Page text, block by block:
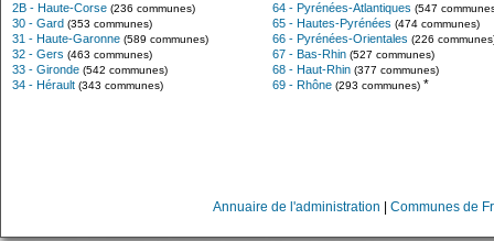
2B - Haute-Corse (236 communes)
30 - Gard (353 communes)
31 - Haute-Garonne (589 communes)
32 - Gers (463 communes)
33 - Gironde (542 communes)
34 - Hérault (343 communes)
64 - Pyrénées-Atlantiques (547
65 - Hautes-Pyrénées (474 communes)
66 - Pyrénées-Orientales (226
67 - Bas-Rhin (527 communes)
68 - Haut-Rhin (377 communes)
69 - Rhône (293 communes) *
Annuaire de l'administration Communes de